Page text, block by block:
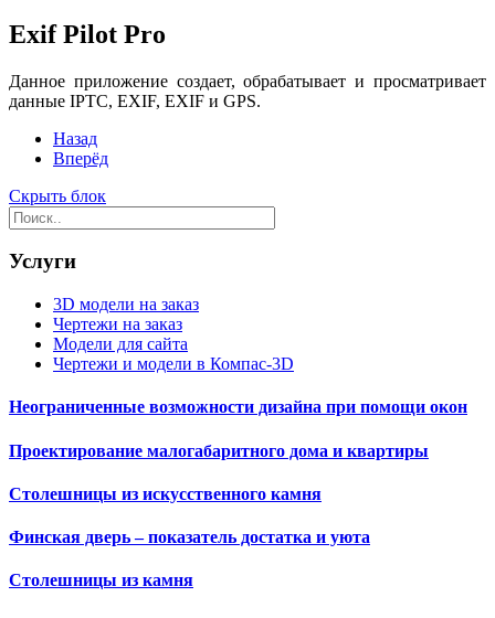
Exif Pilot Pro
Данное приложение создает, обрабатывает и просматривает
данные IPTC, EXIF, EXIF и GPS.
Назад
Вперёд
Скрыть блок
Услуги
3D модели на заказ
Чертежи на заказ
Модели для сайта
Чертежи и модели в Компас-3D
Неограниченные возможности дизайна при помощи окон
Проектирование малогабаритного дома и квартиры
Столешницы из искусственного камня
Финская дверь – показатель достатка и уюта
Столешницы из камня